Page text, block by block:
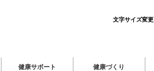
健康サポート 健康づくり
文字サイズ変更